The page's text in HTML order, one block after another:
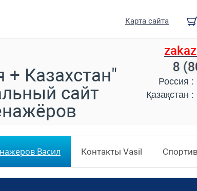
Карта сайта
Россия :
Қазақстан :
Казахстан"
сайт
Васил Контакты Vasil